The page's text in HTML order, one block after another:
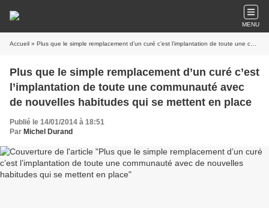
MENU
Accueil » Plus que le simple remplacement d’un curé c’est l’implantation de toute une communauté avec de nouvelles habitudes qui se mettent en place
Plus que le simple remplacement d’un curé c’est
l’implantation de toute une communauté avec
de nouvelles habitudes qui se mettent en place
Publié le 14/01/2014 à 18:51
Par Michel Durand